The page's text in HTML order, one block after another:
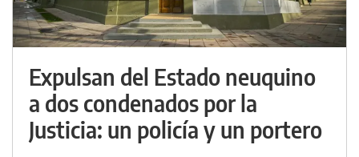
Expulsan del Estado neuquino
a dos condenados por la
Justicia: un policía y un portero